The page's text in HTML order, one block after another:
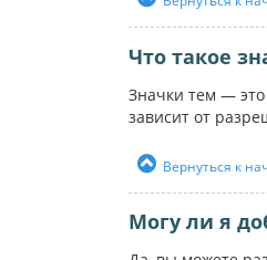
Что такое
Значки тем —
зависит от
Вернуться к
Могу ли я